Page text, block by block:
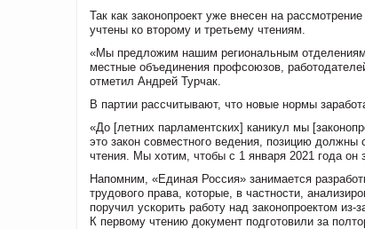
Так как законопроект уже внесен на
учтены ко второму и третьему чтениям.
«Мы предложим нашим региональным отделениям
местные объединения профсоюзов,
отметил Андрей Турчак.
В партии рассчитывают, что новые нормы
«До [летних парламентских] каникул мы
это закон совместного ведения, позицию
чтения. Мы хотим, чтобы с 1 января 2021 года он
Напомним, «Единая Россия» занимается
трудового права, которые, в частности,
поручил ускорить работу над законопроектом
К первому чтению документ подготовили за